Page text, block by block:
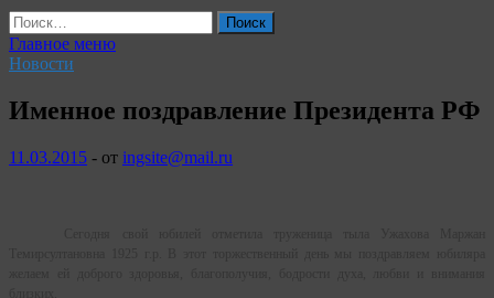
Найти:
Главное меню
Новости
Именное поздравление Президента РФ
11.03.2015 - от ingsite@mail.ru